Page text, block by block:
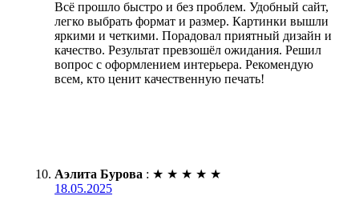
Всё прошло быстро и без проблем. Удобный сайт,
легко выбрать формат и размер. Картинки вышли
яркими и четкими. Порадовал приятный дизайн и
качество. Результат превзошёл ожидания. Решил
вопрос с оформлением интерьера. Рекомендую
всем, кто ценит качественную печать!
Аэлита Бурова : ★ ★ ★ ★ ★
18.05.2025